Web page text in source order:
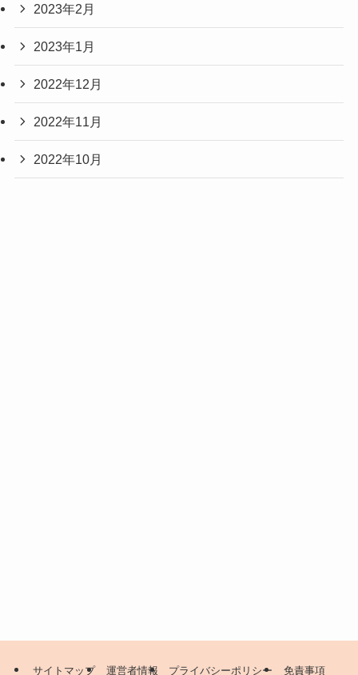
2023年2月
2023年1月
2022年12月
2022年11月
2022年10月
サイトマップ 運営者情報 プライバシーポリシー 免責事項